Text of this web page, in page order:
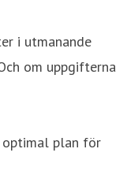
i utmanande
om uppgifterna
optimal plan för